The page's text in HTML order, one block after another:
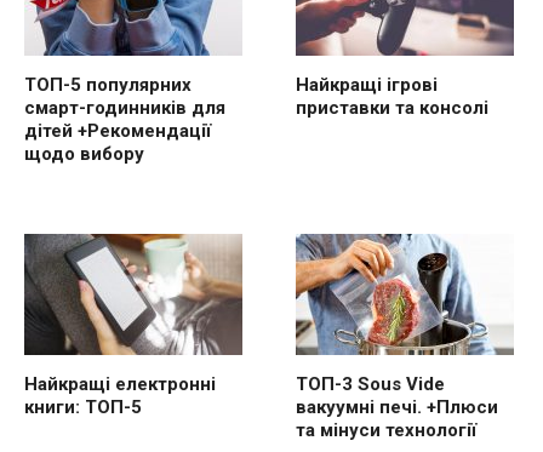
ТОП-5 популярних
смарт-годинників для
дітей +Рекомендації
щодо вибору
Найкращі ігрові
приставки та консолі
Найкращі електронні
книги: ТОП-5
ТОП-3 Sous Vide
вакуумні печі. +Плюси
та мінуси технології